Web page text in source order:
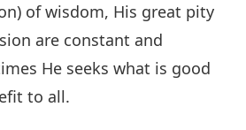
Trích Kinh Phật Giáo: Kinh Diệu
Pháp Liên Hoa, Chương 3, Phần
of wisdom, His great pity
are constant and
He seeks what is good
to all.